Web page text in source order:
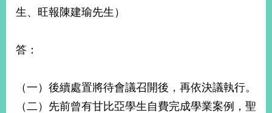
生、旺報陳建瑜先生）
答：
（一）後續處置將待會議召開後，再依決議執行。
（二）先前曾有甘比亞學生自費完成學業案例，聖